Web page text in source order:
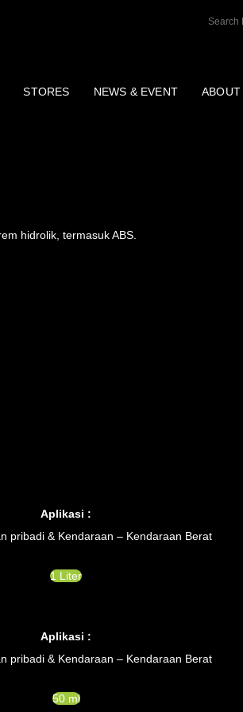
STORES NEWS & EVENT ABOUT
hidrolik, termasuk ABS.
Aplikasi :
pribadi & Kendaraan – Kendaraan Berat
1 Liter
Aplikasi :
pribadi & Kendaraan – Kendaraan Berat
50 ml